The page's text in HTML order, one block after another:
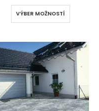
VÝBER MOŽNOSTÍ